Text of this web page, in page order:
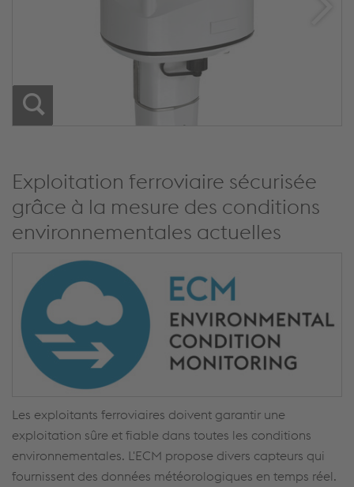
Exploitation ferroviaire sécurisée
grâce à la mesure des conditions
environnementales actuelles
Les exploitants ferroviaires doivent garantir une
exploitation sûre et fiable dans toutes les conditions
environnementales. L'ECM propose divers capteurs qui
fournissent des données météorologiques en temps réel.